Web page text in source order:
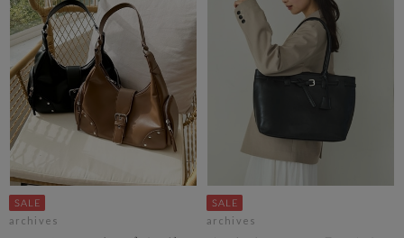
archives archives